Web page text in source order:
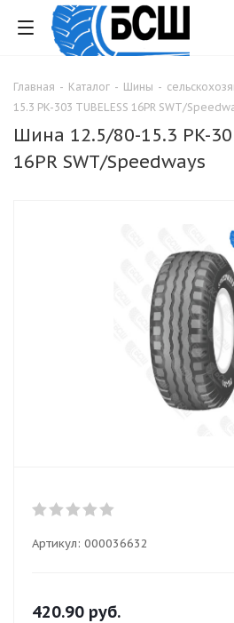
Главная - Каталог - Шины -
15.3 PK-303 TUBELESS 16PR SWT/
Шина 12.5/80-15.3 PK-
16PR SWT/Speedways
Артикул: 000036632
420.90 руб.